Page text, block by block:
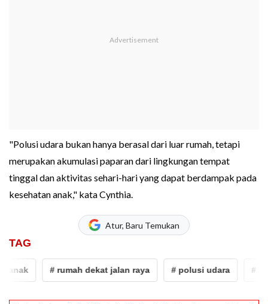
"Polusi udara bukan hanya berasal dari luar rumah, tetapi
merupakan akumulasi paparan dari lingkungan tempat
tinggal dan aktivitas sehari-hari yang dapat berdampak pada
kesehatan anak," kata Cynthia.
Atur, Baru Temukan
TAG
# rumah dekat jalan raya # polusi udara #